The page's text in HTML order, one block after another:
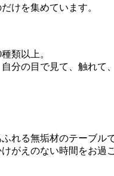
けを集めています。
類以上。
分の目で見て、触れて
れる無垢材のテーブルで
がえのない時間をお過